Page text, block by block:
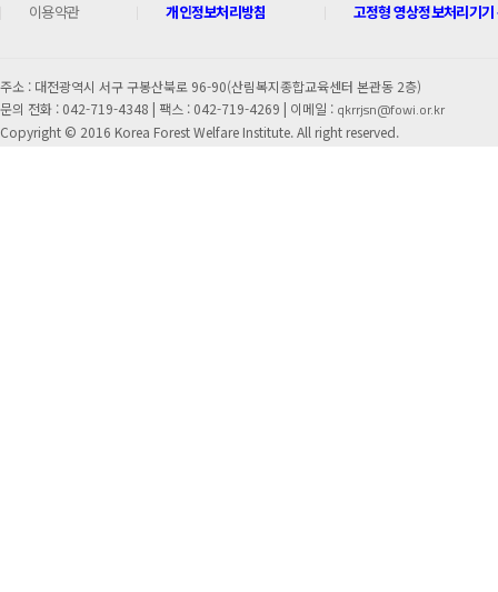
이용약관 개인정보처리방침 고정형 영상정보처리기기
주소 : 대전광역시 서구 구봉산북로 96-90(산림복지종합교육센터 본관동 2층)
문의 전화 : 042-719-4348 | 팩스 : 042-719-4269 | 이메일 : qkrrjsn@fowi.or.kr
Copyright © 2016 Korea Forest Welfare Institute. All right reserved.